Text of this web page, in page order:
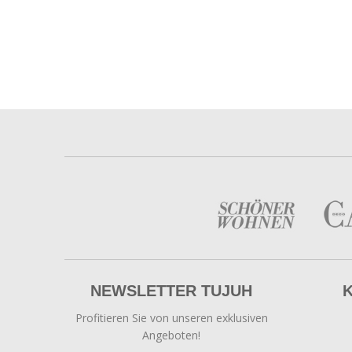
NEWSLETTER TUJUH
Profitieren Sie von unseren exklusiven
Angeboten!